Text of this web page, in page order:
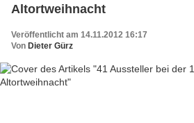
Altortweihnacht
Veröffentlicht am 14.11.2012 16:17
Von Dieter Gürz